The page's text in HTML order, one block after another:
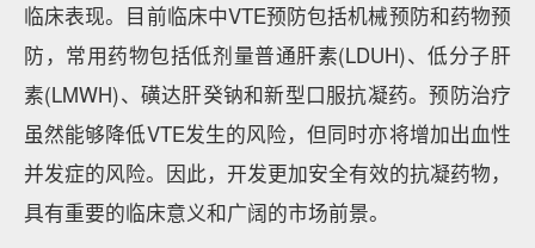
临床表现。目前临床中VTE预防包括机械预防和药物预
防，常用药物包括低剂量普通肝素(LDUH)、低分子肝
素(LMWH)、磺达肝癸钠和新型口服抗凝药。预防治疗
虽然能够降低VTE发生的风险，但同时亦将增加出血性
并发症的风险。因此，开发更加安全有效的抗凝药物，
具有重要的临床意义和广阔的市场前景。